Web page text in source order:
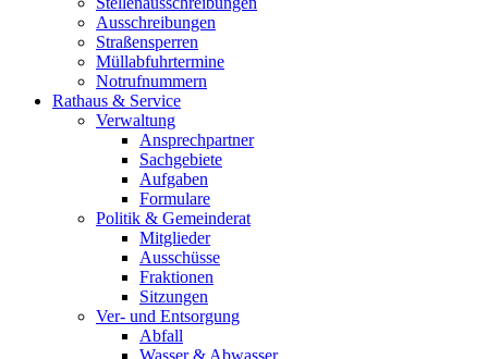
Ausschreibungen
Straßensperren
Müllabfuhrtermine
Notrufnummern
Rathaus & Service
Verwaltung
Ansprechpartner
Sachgebiete
Aufgaben
Formulare
Politik & Gemeinderat
Mitglieder
Ausschüsse
Fraktionen
Sitzungen
Ver- und Entsorgung
Abfall
Wasser & Abwasser